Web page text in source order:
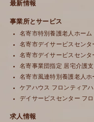
最新情報
事業所とサービス
名寄市特別養護老人ホーム
名寄市デイサービスセンタ
名寄市デイサービスセンタ
名寄事業団指定 居宅介護
名寄市風連特別養護老人ホ
ケアハウス フロンティア
デイサービスセンター フ
求人情報